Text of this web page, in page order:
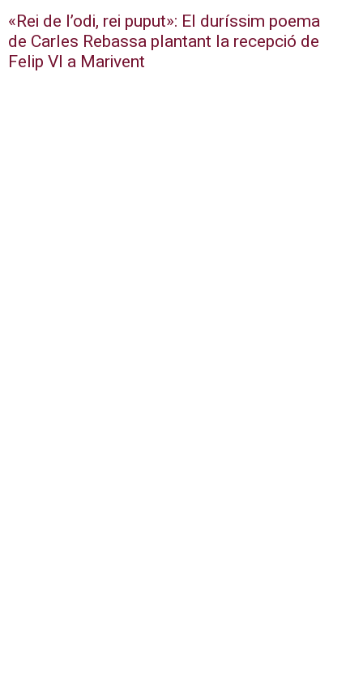
«Rei de l’odi, rei puput»: El duríssim poema
de Carles Rebassa plantant la recepció de
Felip VI a Marivent